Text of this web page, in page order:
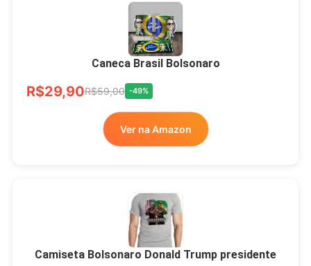
Xícara Bolsonaro
Brasão Deus Acima De
Todos
R$33,00
Ver no MERCADO
LIVRE
Caneca Brasil Bolsonaro
R$29,90R$59,00 -49%
Ver na Amazon
Camiseta Bolsonaro Donald Trump presidente